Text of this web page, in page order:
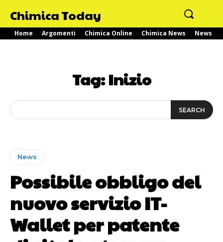
Chimica Today
Home Argomenti Chimica Online Chimica News News
Tag:Inizio
SEARCH
News
Possibile obbligo del
nuovo servizio IT-
Wallet per patente